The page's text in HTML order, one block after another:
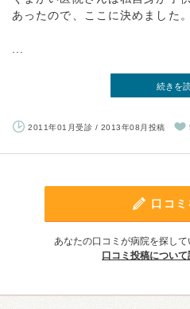
あったので、ここに決めました。
続きを
2011年01月受診 / 2013年08月投稿
口コ
あなたの口コミが病院を探して
口コミ投稿につい